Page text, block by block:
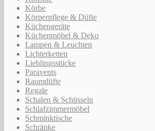
Körbe
Körperpflege & Düfte
Küchengeräte
Küchenmöbel & Deko
Lampen & Leuchten
Lichterketten
Lieblingsstücke
Paravents
Raumdüfte
Regale
Schalen & Schüsseln
Schlafzimmermöbel
Schminktische
Schränke